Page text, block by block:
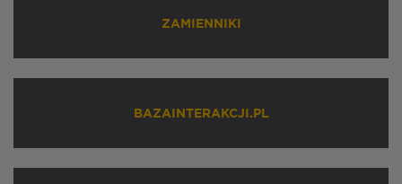
ZAMIENNIKI
BAZAINTERAKCJI.PL